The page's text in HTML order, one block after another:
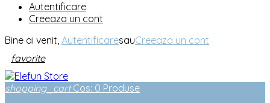
Autentificare
Creeaza un cont
Bine ai venit, AutentificaresauCreeaza un cont
favorite
shopping_cart Cos: 0 Produse